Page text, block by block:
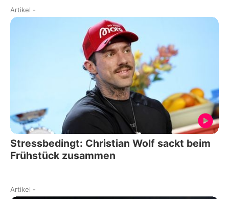
Artikel -
Stressbedingt: Christian Wolf sackt beim
Frühstück zusammen
Artikel -